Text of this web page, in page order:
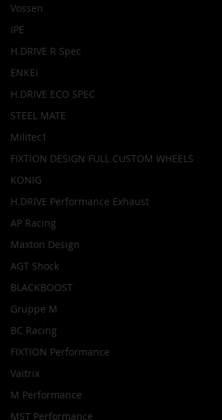
Vossen
IPE
H.DRIVE R Spec
ENKEI
H.DRIVE ECO SPEC
STEEL MATE
Militec1
FIXTION DESIGN FULL CUSTOM WHEELS
KONIG
H.DRIVE Performance Exhaust
AP Racing
Maxton Design
AGT Shock
BLACKBOOST
Gruppe M
BC Racing
FIXTION Performance
Vaitrix
M Performance
MST Performance